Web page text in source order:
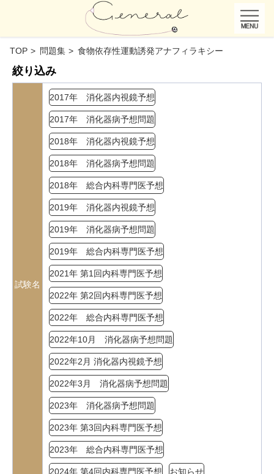
TOP 問題集 食物依存性運動誘発アナフィラキシー
絞り込み
試験名
2017年 消化器内視鏡予想
2017年 消化器病予想問題
2018年 消化器内視鏡予想
2018年 消化器病予想問題
2018年 総合内科専門医予想
2019年 消化器内視鏡予想
2019年 消化器病予想問題
2019年 総合内科専門医予想
2021年 第1回内科専門医予想
2022年 第2回内科専門医予想
2022年 総合内科専門医予想
2022年10月 消化器病予想問題
2022年2月 消化器内視鏡予想
2022年3月 消化器病予想問題
2023年 消化器病予想問題
2023年 第3回内科専門医予想
2023年 総合内科専門医予想
2024年 第4回内科専門医予想 お知らせ